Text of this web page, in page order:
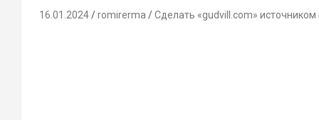
16.01.2024 romirerma Сделать «gudvill.com» источником